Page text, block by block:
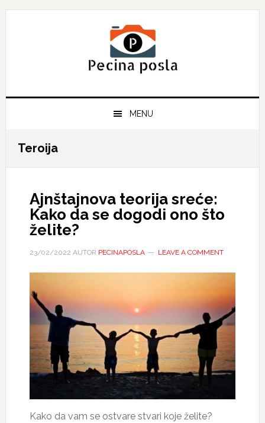
Skip
Skip
Skip
MENU
Teroija
Ajnštajnova teorija sreće:
Kako da se dogodi ono što
želite?
23/02/2022 AUTOR PECINAPOSLA LEAVE A COMMENT
Kako da vam se ostvare stvari koje želite?